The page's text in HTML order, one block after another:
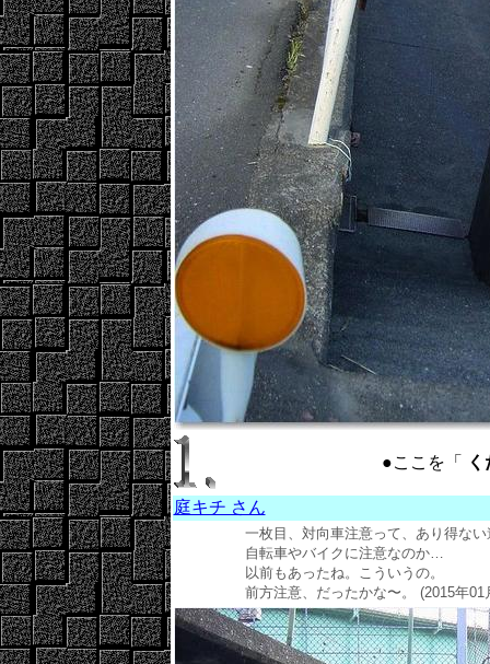
●ここを「
庭キチ さん
一枚目、対向車注意って、あり得な
自転車やバイクに注意なのか…
以前もあったね。こういうの。
前方注意、だったかな〜。 (2015年01